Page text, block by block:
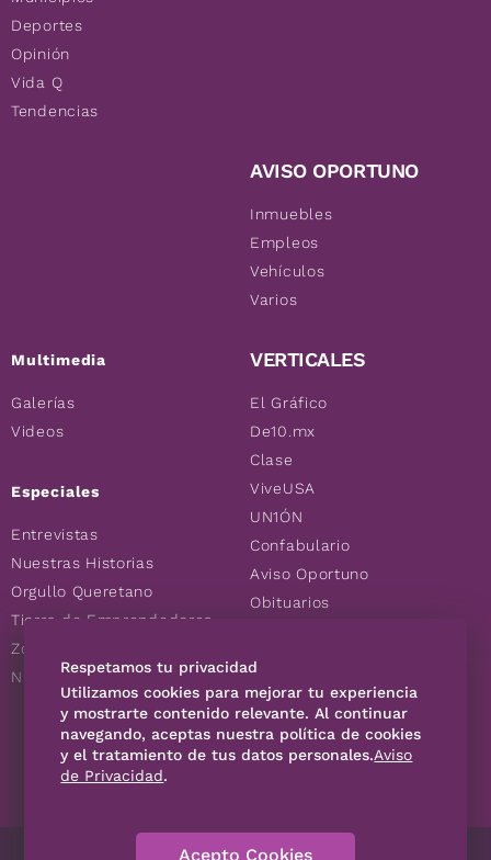
Deportes
Opinión
Vida Q
Tendencias
Multimedia
Galerías
Videos
Especiales
Entrevistas
Nuestras Historias
Orgullo Queretano
Tierra de Emprendedores
Zoociales
Nuevos Queretanos
AVISO OPORTUNO
Inmuebles
Empleos
Vehículos
Varios
VERTICALES
El Gráfico
De10.mx
Clase
ViveUSA
UN1ÓN
Confabulario
Aviso Oportuno
Obituarios
Consultas
SÍGUENOS
Respetamos tu privacidad
Utilizamos cookies para mejorar tu experiencia
y mostrarte contenido relevante. Al continuar
navegando, aceptas nuestra política de cookies
y el tratamiento de tus datos personales.Aviso
de Privacidad.
Acepto Cookies